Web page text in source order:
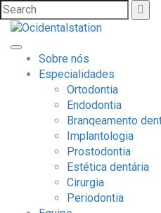
Sobre nós
Especialidades
Ortodontia
Endodontia
Branqeamento
Implantologia
Prostodontia
Estética dentária
Cirurgia
Periodontia